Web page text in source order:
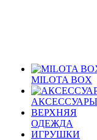
MILOTA BOX
АКСЕССУАРЫ
ВЕРХНЯЯ
ОДЕЖДА
ИГРУШКИ